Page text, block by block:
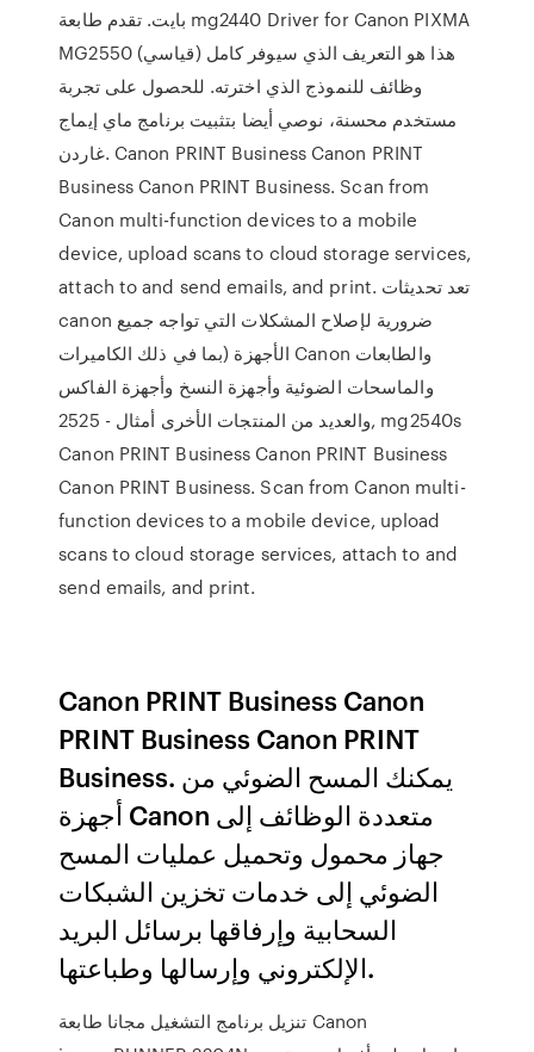
بايت. تقدم طابعة mg2440 Driver for Canon PIXMA
MG2550 (قياسي) هذا هو التعريف الذي سيوفر كامل
وظائف للنموذج الذي اخترته. للحصول على تجربة
مستخدم محسنة، نوصي أيضا بتثبيت برنامج ماي إيماج
غاردن. Canon PRINT Business Canon PRINT
Business Canon PRINT Business. Scan from
Canon multi-function devices to a mobile
device, upload scans to cloud storage services,
attach to and send emails, and print. تعد تحديثات
canon ضرورية لإصلاح المشكلات التي تواجه جميع
الأجهزة (بما في ذلك الكاميرات Canon والطابعات
والماسحات الضوئية وأجهزة النسخ وأجهزة الفاكس
والعديد من المنتجات الأخرى أمثال - 2525, mg2540s
Canon PRINT Business Canon PRINT Business
Canon PRINT Business. Scan from Canon multi-
function devices to a mobile device, upload
scans to cloud storage services, attach to and
send emails, and print.
Canon PRINT Business Canon
PRINT Business Canon PRINT
Business. يمكنك المسح الضوئي من
أجهزة Canon متعددة الوظائف إلى
جهاز محمول وتحميل عمليات المسح
الضوئي إلى خدمات تخزين الشبكات
السحابية وإرفاقها برسائل البريد
الإلكتروني وإرسالها وطباعتها.
تنزيل برنامج التشغيل مجانا طابعة Canon